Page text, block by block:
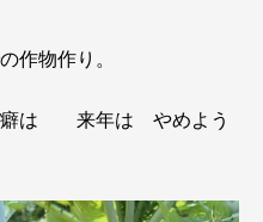
作物作り。
癖は 来年は やめよう